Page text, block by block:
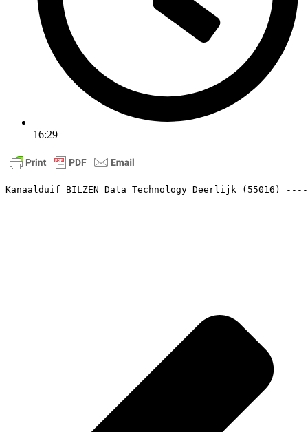
16:29
Kanaalduif BILZEN Data Technology Deerlijk (55016)